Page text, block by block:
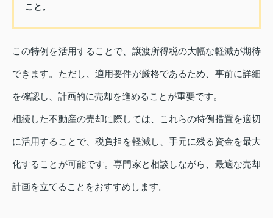
こと。
この特例を活用することで、譲渡所得税の大幅な軽減が期待
できます。ただし、適用要件が厳格であるため、事前に詳細
を確認し、計画的に売却を進めることが重要です。
相続した不動産の売却に際しては、これらの特例措置を適切
に活用することで、税負担を軽減し、手元に残る資金を最大
化することが可能です。専門家と相談しながら、最適な売却
計画を立てることをおすすめします。